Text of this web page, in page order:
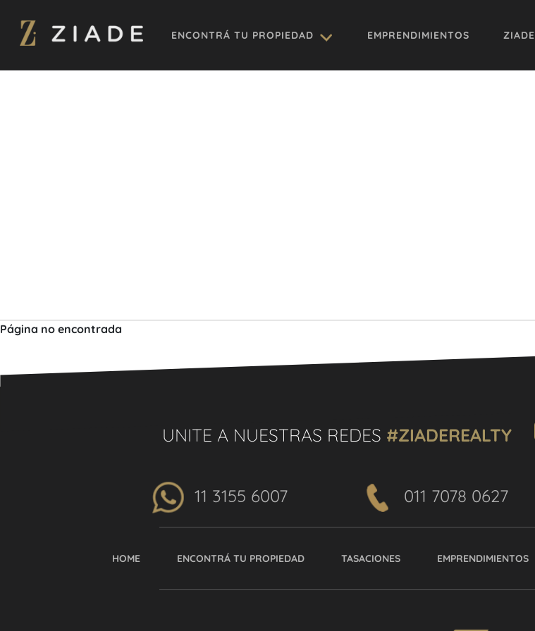
ENCONTRÁ TU PROPIEDAD EMPRENDIMIENTOS ZIADE
Página no encontrada
UNITE A NUESTRAS REDES #ZIADEREALTY
11 3155 6007 011 7078 0627
HOME ENCONTRÁ TU PROPIEDAD TASACIONES EMPRENDIMIENTOS